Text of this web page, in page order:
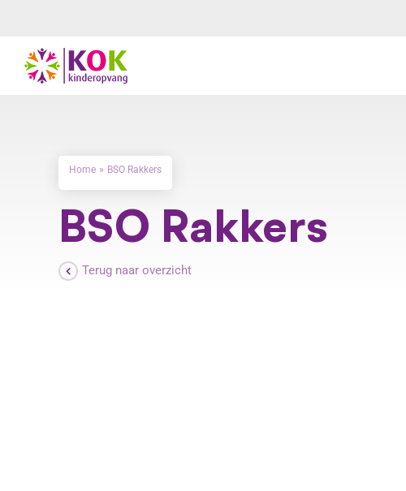
Home BSO Rakkers
BSO Rakkers
Terug naar overzicht